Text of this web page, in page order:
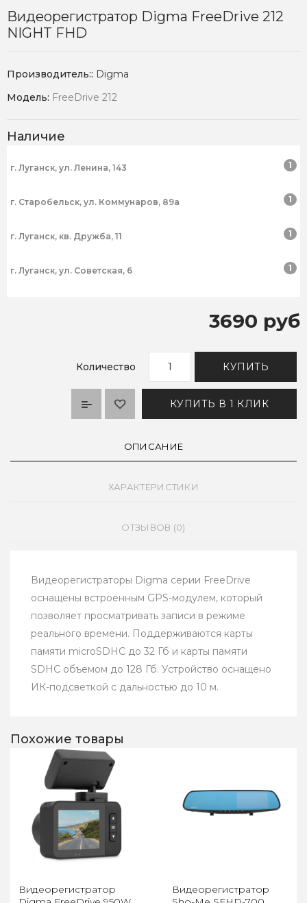
Видеорегистратор Digma FreeDrive 212
NIGHT FHD
Производитель:: Digma
Модель: FreeDrive 212
Наличие
г. Луганск, ул. Ленина, 143 1
г. Старобельск, ул. Коммунаров, 89а 1
г. Луганск, кв. Дружба, 11 1
г. Луганск, ул. Советская, 6 1
3690 руб
Количество КУПИТЬ
КУПИТЬ В 1 КЛИК
ОПИСАНИЕ
ХАРАКТЕРИСТИКИ
ОТЗЫВОВ (0)
Видеорегистраторы Digma серии FreeDrive
оснащены встроенным GPS-модулем, который
позволяет просматривать записи в режиме
реального времени. Поддерживаются карты
памяти microSDHC до 32 Гб и карты памяти
SDHC объемом до 128 Гб. Устройство оснащено
ИК-подсветкой с дальностью до 10 м.
Похожие товары
Видеорегистратор
Видеорегистратор